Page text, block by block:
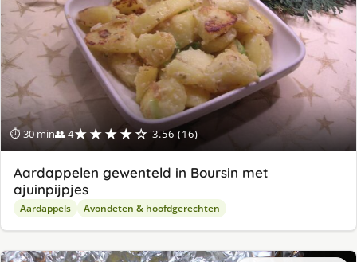
⏱ 30 min👥 4★★★★☆ 3.56 (16)
Aardappelen gewenteld in Boursin met
ajuinpijpjes
Aardappels Avondeten & hoofdgerechten